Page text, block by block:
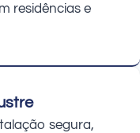
residências e
segura,